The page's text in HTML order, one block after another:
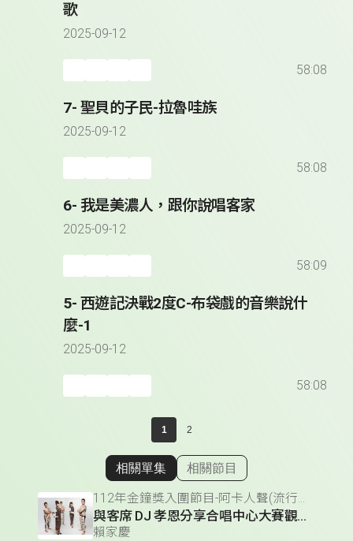
歌
2025-09-12
58:08
7- 聖貝的子民-拉魯哇族
2025-09-12
58:08
6- 我是美濃人，跟你說唱客家
2025-09-12
58:09
5- 西遊記決戰2度C-布袋戲的音樂說什
麼-1
2025-09-12
58:08
1 2
顯示相關單集
相關單集 相關節目
112年金鐘獎入圍節目-阿卡人聲(流行音樂節目獎)
與客席 DJ 孝恩分享合唱中心大賽觀賽心得
賴家慶